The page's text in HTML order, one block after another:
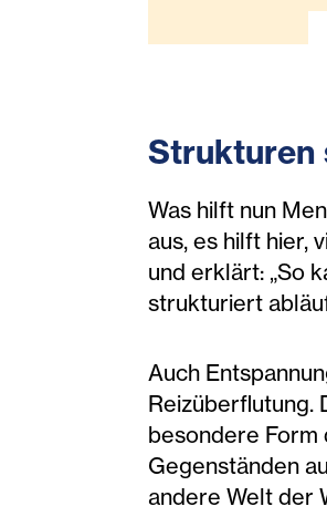
Strukturen
Was hilft nun
aus, es hilft hier,
und erklärt: „So
strukturiert
Auch
Reizüberflutung.
besondere Form
Gegenständen
andere Welt der